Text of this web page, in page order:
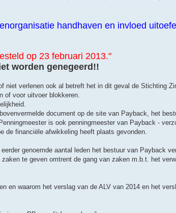
handhaven en invloed
op 23 februari 2013."
worden genegeerd!!
niet verlenen ook al betreft het in dit geval de Stichting
of voor uitvoer blokkeren.
document op de site van Payback, het
is ook penningmeester van Payback -
de financiële afwikkeling heeft plaats gevonden.
genoemde aantal leden het bestuur van Payback
te geven omtrent de gang van zaken m.b.t. het
en waarom het verslag van de ALV van 2014 en het